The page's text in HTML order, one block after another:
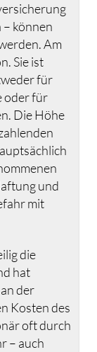
können
Am
Sie ist
für
oder für
Die Höhe
und
mit
die
hat
der
Kosten des
oft durch
– auch